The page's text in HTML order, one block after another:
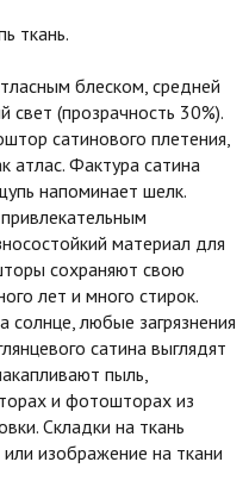
ткань.
блеском, средней
свет (прозрачность 30%).
сатинового плетения,
атлас. Фактура сатина
напоминает шелк.
материал для
сохраняют свою
лет и много стирок.
любые загрязнения
сатина выглядят
пыль,
и фотошторах из
Складки на ткань
изображение на ткани